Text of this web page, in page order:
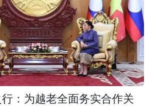
：为越老全面务实合作关